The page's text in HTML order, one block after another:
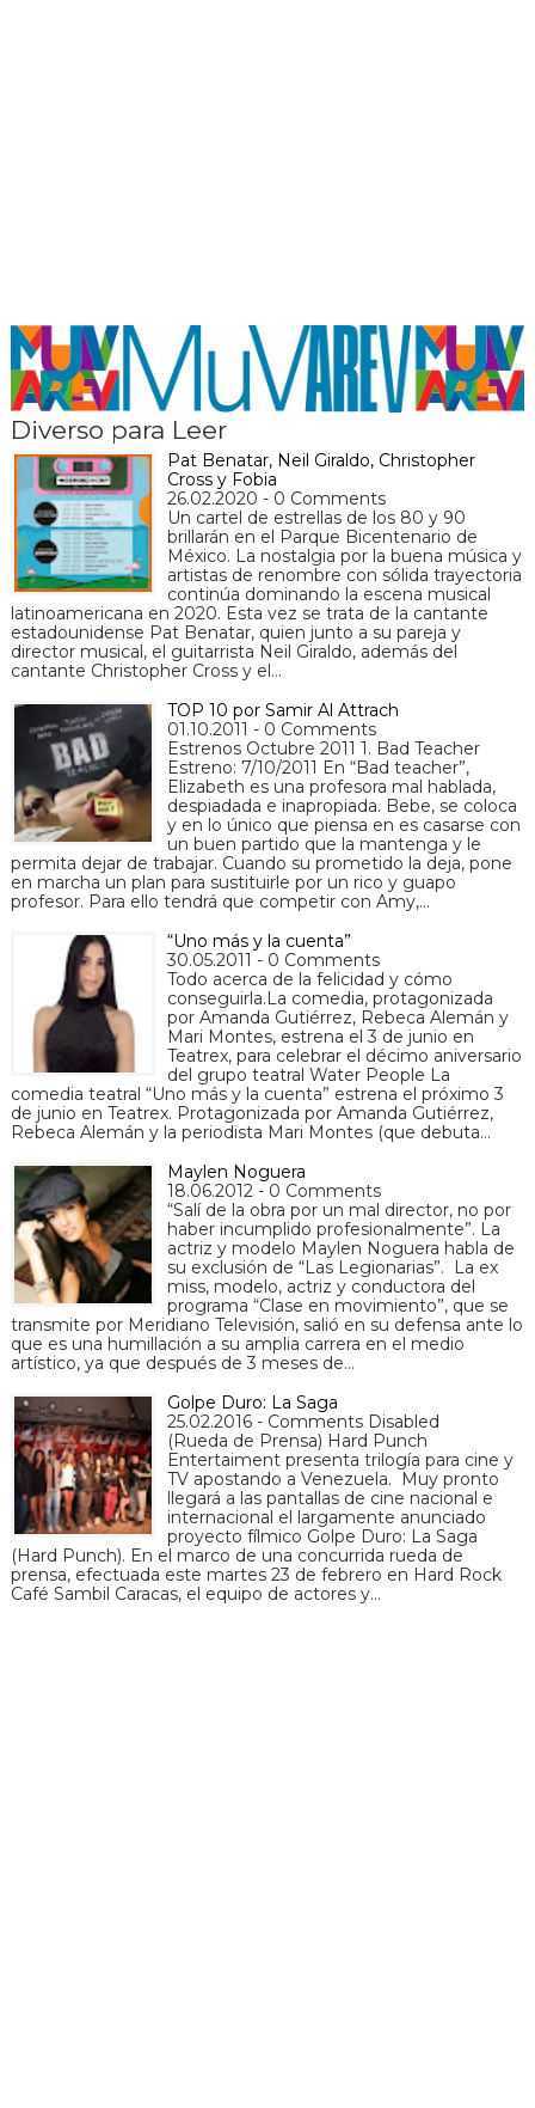
Diverso para Leer
Pat Benatar, Neil Giraldo, Christopher
Cross y Fobia
26.02.2020 - 0 Comments
Un cartel de estrellas de los 80 y 90
brillarán en el Parque Bicentenario de
México. La nostalgia por la buena música y
artistas de renombre con sólida trayectoria
continúa dominando la escena musical
latinoamericana en 2020. Esta vez se trata de la cantante
estadounidense Pat Benatar, quien junto a su pareja y
director musical, el guitarrista Neil Giraldo, además del
cantante Christopher Cross y el…
TOP 10 por Samir Al Attrach
01.10.2011 - 0 Comments
Estrenos Octubre 2011 1. Bad Teacher
Estreno: 7/10/2011 En “Bad teacher”,
Elizabeth es una profesora mal hablada,
despiadada e inapropiada. Bebe, se coloca
y en lo único que piensa en es casarse con
un buen partido que la mantenga y le
permita dejar de trabajar. Cuando su prometido la deja, pone
en marcha un plan para sustituirle por un rico y guapo
profesor. Para ello tendrá que competir con Amy,…
“Uno más y la cuenta”
30.05.2011 - 0 Comments
Todo acerca de la felicidad y cómo
conseguirla.La comedia, protagonizada
por Amanda Gutiérrez, Rebeca Alemán y
Mari Montes, estrena el 3 de junio en
Teatrex, para celebrar el décimo aniversario
del grupo teatral Water People La
comedia teatral “Uno más y la cuenta” estrena el próximo 3
de junio en Teatrex. Protagonizada por Amanda Gutiérrez,
Rebeca Alemán y la periodista Mari Montes (que debuta…
Maylen Noguera
18.06.2012 - 0 Comments
“Salí de la obra por un mal director, no por
haber incumplido profesionalmente”. La
actriz y modelo Maylen Noguera habla de
su exclusión de “Las Legionarias”. La ex
miss, modelo, actriz y conductora del
programa “Clase en movimiento”, que se
transmite por Meridiano Televisión, salió en su defensa ante lo
que es una humillación a su amplia carrera en el medio
artístico, ya que después de 3 meses de…
Golpe Duro: La Saga
25.02.2016 - Comments Disabled
(Rueda de Prensa) Hard Punch
Entertaiment presenta trilogía para cine y
TV apostando a Venezuela. Muy pronto
llegará a las pantallas de cine nacional e
internacional el largamente anunciado
proyecto fílmico Golpe Duro: La Saga
(Hard Punch). En el marco de una concurrida rueda de
prensa, efectuada este martes 23 de febrero en Hard Rock
Café Sambil Caracas, el equipo de actores y…